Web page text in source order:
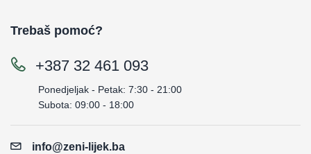
Trebaš pomoć?
+387 32 461 093
Ponedjeljak - Petak: 7:30 - 21:00
Subota: 09:00 - 18:00
info@zeni-lijek.ba